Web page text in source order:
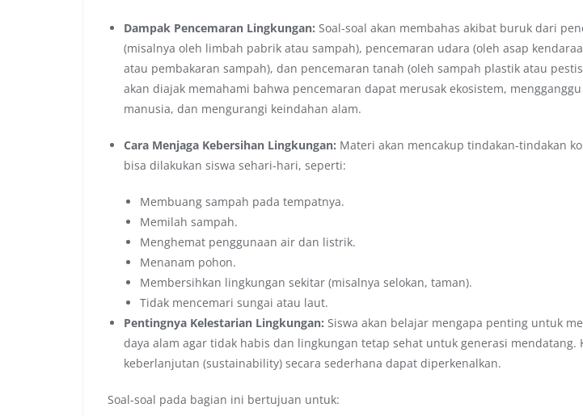
Dampak Pencemaran Lingkungan: Soal-soal akan membahas akibat buruk dari
(misalnya oleh limbah pabrik atau sampah), pencemaran udara (oleh asap
atau pembakaran sampah), dan pencemaran tanah (oleh sampah plastik atau
akan diajak memahami bahwa pencemaran dapat merusak ekosistem,
manusia, dan mengurangi keindahan alam.
Cara Menjaga Kebersihan Lingkungan: Materi akan mencakup tindakan-tindakan
bisa dilakukan siswa sehari-hari, seperti:
Membuang sampah pada tempatnya.
Memilah sampah.
Menghemat penggunaan air dan listrik.
Menanam pohon.
Membersihkan lingkungan sekitar (misalnya selokan, taman).
Tidak mencemari sungai atau laut.
Pentingnya Kelestarian Lingkungan: Siswa akan belajar mengapa penting untuk
daya alam agar tidak habis dan lingkungan tetap sehat untuk generasi mendatang.
keberlanjutan (sustainability) secara sederhana dapat diperkenalkan.
Soal-soal pada bagian ini bertujuan untuk: